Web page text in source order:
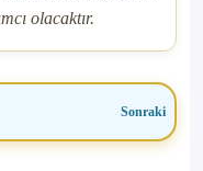
olacaktır.